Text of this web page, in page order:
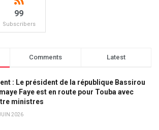
99
Subscribers
Comments Latest
: Le président de la république Bassirou
Faye est en route pour Touba avec
ministres
2026